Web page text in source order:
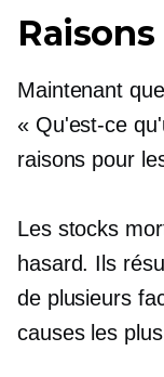
Maintenant
« Qu'est-ce
raisons pour
Les stocks
hasard. Ils
de plusieurs
causes les